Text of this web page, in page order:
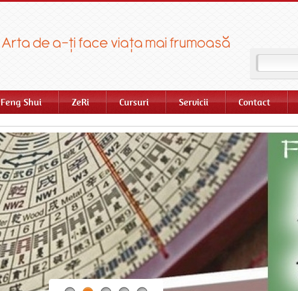
Feng Shui ZeRi Cursuri Servicii Contact